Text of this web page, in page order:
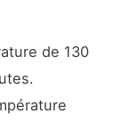
de 130